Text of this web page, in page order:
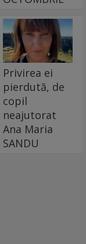
Privirea ei
pierdută, de
copil
neajutorat
Ana Maria
SANDU